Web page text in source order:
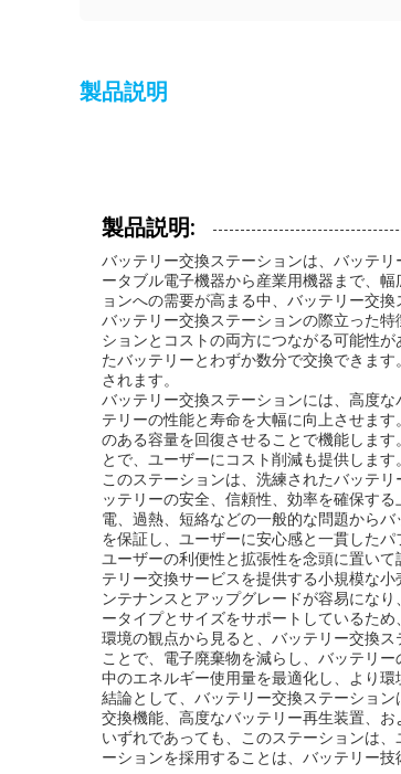
製品説明
製品説明:
バッテリー交換ステーションは、バッテ
ータブル電子機器から産業用機器まで、
ョンへの需要が高まる中、バッテリー交
バッテリー交換ステーションの際立った
ションとコストの両方につながる可能性
たバッテリーとわずか数分で交換できま
されます。
バッテリー交換ステーションには、高度
テリーの性能と寿命を大幅に向上させま
のある容量を回復させることで機能しま
とで、ユーザーにコスト削減も提供します。
このステーションは、洗練されたバッテ
ッテリーの安全、信頼性、効率を確保す
電、過熱、短絡などの一般的な問題から
を保証し、ユーザーに安心感と一貫したパ
ユーザーの利便性と拡張性を念頭に置い
テリー交換サービスを提供する小規模な
ンテナンスとアップグレードが容易にな
ータイプとサイズをサポートしているた
環境の観点から見ると、バッテリー交換
ことで、電子廃棄物を減らし、バッテリ
中のエネルギー使用量を最適化し、より
結論として、バッテリー交換ステーショ
交換機能、高度なバッテリー再生装置、
いずれであっても、このステーションは
ーションを採用することは、バッテリー